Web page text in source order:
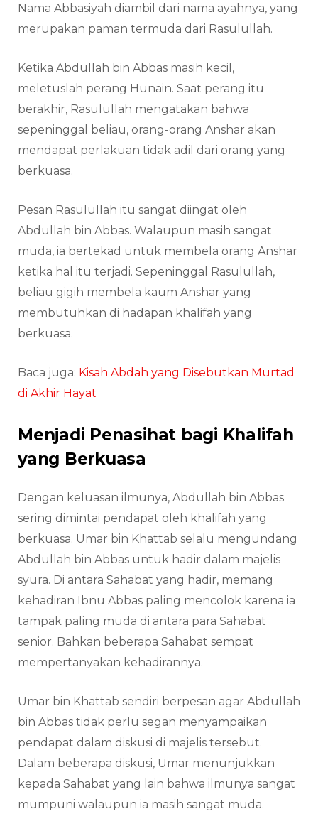
Nama Abbasiyah diambil dari nama ayahnya, yang
merupakan paman termuda dari Rasulullah.
Ketika Abdullah bin Abbas masih kecil,
meletuslah perang Hunain. Saat perang itu
berakhir, Rasulullah mengatakan bahwa
sepeninggal beliau, orang-orang Anshar akan
mendapat perlakuan tidak adil dari orang yang
berkuasa.
Pesan Rasulullah itu sangat diingat oleh
Abdullah bin Abbas. Walaupun masih sangat
muda, ia bertekad untuk membela orang Anshar
ketika hal itu terjadi. Sepeninggal Rasulullah,
beliau gigih membela kaum Anshar yang
membutuhkan di hadapan khalifah yang
berkuasa.
Baca juga: Kisah Abdah yang Disebutkan Murtad
di Akhir Hayat
Menjadi Penasihat bagi Khalifah
yang Berkuasa
Dengan keluasan ilmunya, Abdullah bin Abbas
sering dimintai pendapat oleh khalifah yang
berkuasa. Umar bin Khattab selalu mengundang
Abdullah bin Abbas untuk hadir dalam majelis
syura. Di antara Sahabat yang hadir, memang
kehadiran Ibnu Abbas paling mencolok karena ia
tampak paling muda di antara para Sahabat
senior. Bahkan beberapa Sahabat sempat
mempertanyakan kehadirannya.
Umar bin Khattab sendiri berpesan agar Abdullah
bin Abbas tidak perlu segan menyampaikan
pendapat dalam diskusi di majelis tersebut.
Dalam beberapa diskusi, Umar menunjukkan
kepada Sahabat yang lain bahwa ilmunya sangat
mumpuni walaupun ia masih sangat muda.